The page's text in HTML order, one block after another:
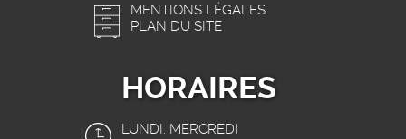
MENTIONS LÉGALES
PLAN DU SITE
HORAIRES
LUNDI, MERCREDI